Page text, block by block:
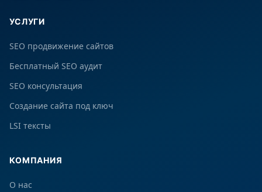
УСЛУГИ
SEO продвижение сайтов
Бесплатный SEO аудит
SEO консультация
Создание сайта под ключ
LSI тексты
КОМПАНИЯ
О нас